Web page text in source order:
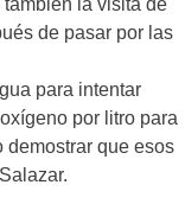
la visita de
de pasar por las
para intentar
por litro para
demostrar que esos